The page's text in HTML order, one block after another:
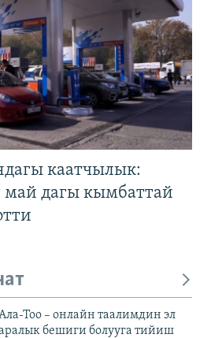
каатчылык:
дагы кымбаттай
Тоо – онлайн таалимдин эл
бешиги болууга тийиш